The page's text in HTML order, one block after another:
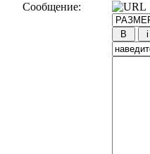
Сообщение: